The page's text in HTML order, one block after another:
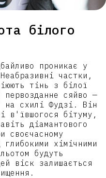
білого
проникає у
частки,
тінь з білої
сяйво —
на схилі Фудзі. Він
в'ївшогося бітуму,
діамантового
своєчасному
хімічними
будуть
віск залишається